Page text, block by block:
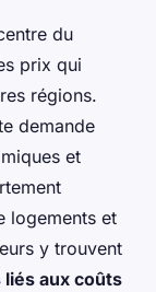
du
prix qui
régions.
demande
et
logements et
y trouvent
liés aux coûts